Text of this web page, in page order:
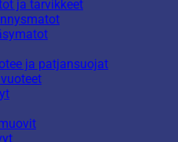
ja tarvikkeet
ja patjansuojat